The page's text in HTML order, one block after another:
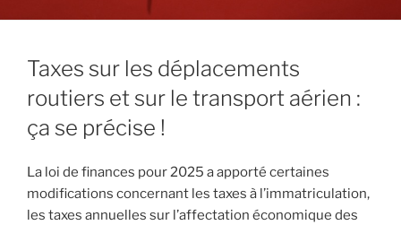
Taxes sur les déplacements
routiers et sur le transport aérien :
ça se précise !
La loi de finances pour 2025 a apporté certaines
modifications concernant les taxes à l’immatriculation,
les taxes annuelles sur l’affectation économique des